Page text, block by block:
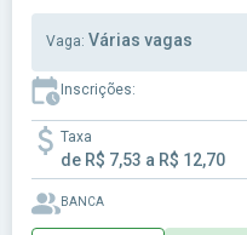
Vaga: Várias vagas
Inscrições:
Taxa
de R$ 7,53 a R$ 12,70
BANCA